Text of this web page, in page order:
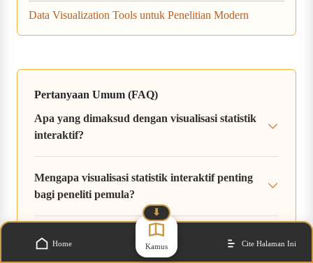
Data Visualization Tools untuk Penelitian Modern
Pertanyaan Umum (FAQ)
Apa yang dimaksud dengan visualisasi statistik
interaktif?
Mengapa visualisasi statistik interaktif penting
bagi peneliti pemula?
Apa saja contoh alat untuk membuat visualisasi
statistik interaktif?
⬇
Home Kamus Cite Halaman Ini